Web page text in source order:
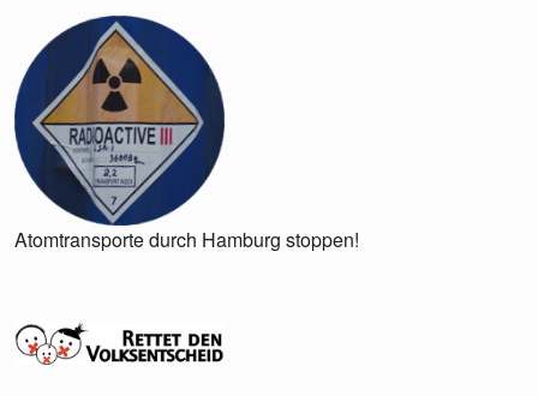
Atomtransporte durch Hamburg stoppen!